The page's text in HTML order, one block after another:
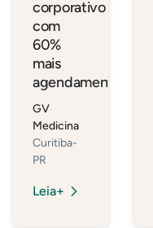
corporativo
com
60%
mais
agendamentos
GV
Medicina
Curitiba-
PR
Leia+